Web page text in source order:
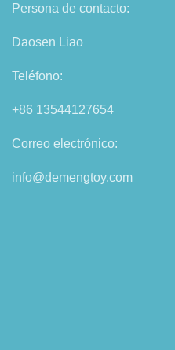
Persona de contacto:
Daosen Liao
Teléfono:
+86 13544127654
Correo electrónico:
info@demengtoy.com